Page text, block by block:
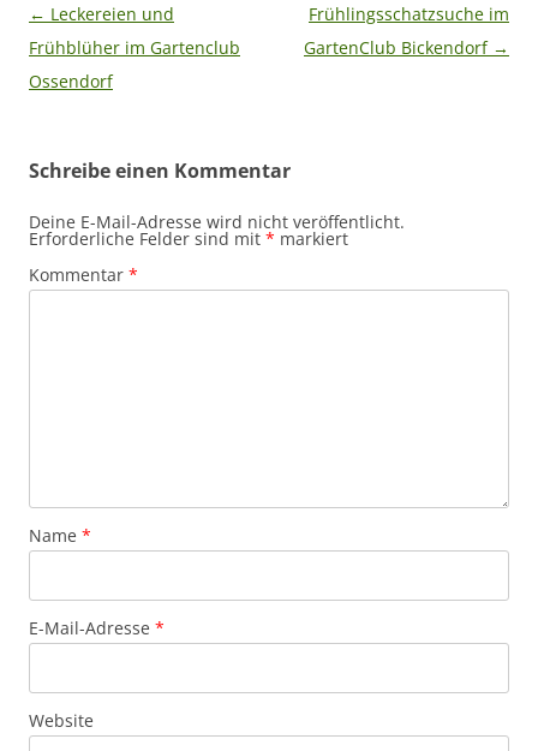
Beitragsnavigation
← Leckereien und
Frühblüher im Gartenclub
Ossendorf
Frühlingsschatzsuche im
GartenClub Bickendorf →
Schreibe einen Kommentar
Deine E-Mail-Adresse wird nicht veröffentlicht.
Erforderliche Felder sind mit * markiert
Kommentar *
Name *
E-Mail-Adresse *
Website